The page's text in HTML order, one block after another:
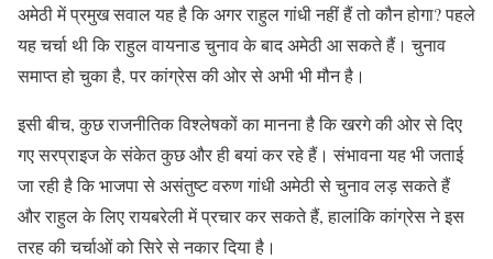
अमेठी में प्रमुख सवाल यह है कि अगर राहुल गांधी नहीं हैं तो कौन होगा? पहले
यह चर्चा थी कि राहुल वायनाड चुनाव के बाद अमेठी आ सकते हैं। चुनाव
समाप्त हो चुका है, पर कांग्रेस की ओर से अभी भी मौन है।
इसी बीच, कुछ राजनीतिक विश्लेषकों का मानना है कि खरगे की ओर से दिए
गए सरप्राइज के संकेत कुछ और ही बयां कर रहे हैं। संभावना यह भी जताई
जा रही है कि भाजपा से असंतुष्ट वरुण गांधी अमेठी से चुनाव लड़ सकते हैं
और राहुल के लिए रायबरेली में प्रचार कर सकते हैं, हालांकि कांग्रेस ने इस
तरह की चर्चाओं को सिरे से नकार दिया है।